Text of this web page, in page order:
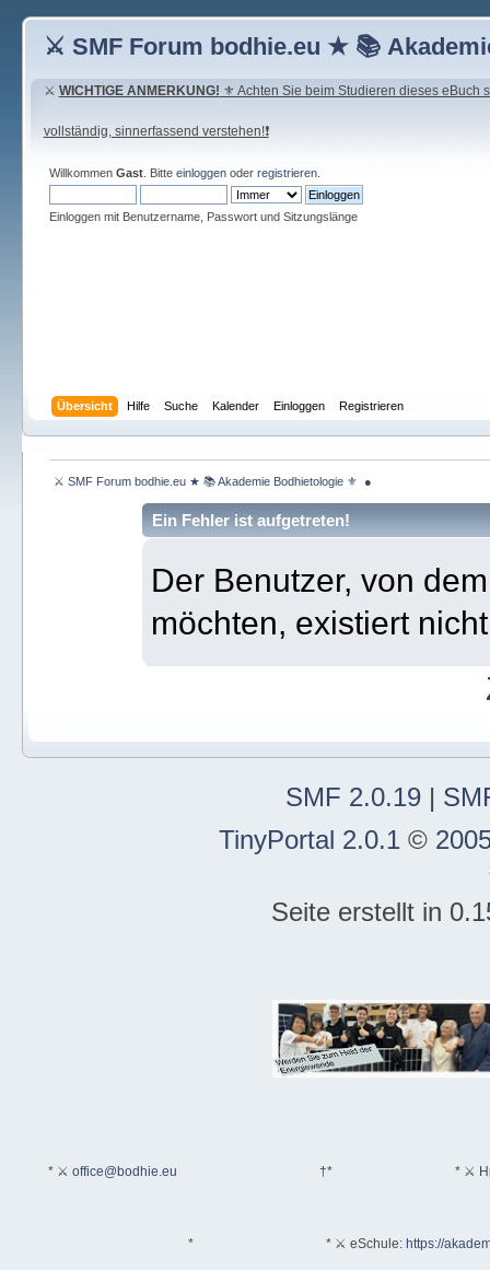
⚔ SMF Forum bodhie.eu ★ 📚
⚔ WICHTIGE ANMERKUNG! ⚜ Achten Sie beim Studieren dieses eBuch
vollständig, sinnerfassend verstehen!❗
Willkommen Gast. Bitte einloggenoder registrieren.
Einloggen mit Benutzername, Passwort und Sitzungslänge
Übersicht Hilfe Suche Kalender Einloggen Registrieren
⚔ SMF Forum bodhie.eu ★ 📚 Akademie Bodhietologie ⚜  ●
Ein Fehler ist aufgetreten!
Der Benutzer, von
möchten, existiert
SMF 2.0.19|
TinyPortal 2.0.1©
Seite erstellt in
* ⚔ office@bodhie.eu †* * ⚔
* * ⚔ eSchule: https://